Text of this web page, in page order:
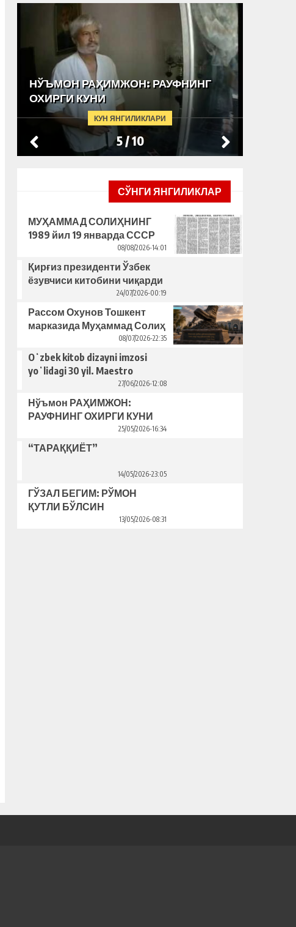
КУН ЯНГИЛИКЛАРИ
НЎЪМОН РАҲИМЖОН: РАУФНИНГ
ОХИРГИ КУНИ
5/10
СЎНГИ ЯНГИЛИКЛАР
МУҲАММАД СОЛИҲНИНГ
1989 йил 19 январда СССР
ЁЗУВЧИЛАР УЮШМАСИ
ПЛЕНУМИДАГИ НУТҚИ
08/08/2026-14:01
Қирғиз президенти Ўзбек
ёзувчиси китобини чиқарди
– бунинг ортида қандай
сабаблар турибди?
24/07/2026-00:19
Рассом Охунов Тошкент
марказида Муҳаммад Солиҳ
яcаган ҳайкални ўрнатишни
таклиф қилди
08/07/2026-22:35
Oʻzbek kitob dizayni imzosi
yoʻlidagi 30 yil. Maestro
Bahriddin Bozorov bilan suhbat
27/06/2026-12:08
Нўъмон РАҲИМЖОН:
РАУФНИНГ ОХИРГИ КУНИ
25/05/2026-16:34
“ТАРАҚҚИЁТ”
14/05/2026-23:05
ГЎЗАЛ БЕГИМ: РЎМОН
ҚУТЛИ БЎЛСИН
13/05/2026-08:31